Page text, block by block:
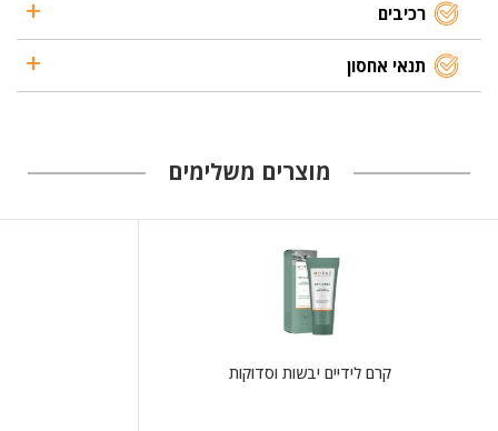
רכיבים
תנאי אחסון
מוצרים משלימים
קרם לידיים יבשות וסדוקות